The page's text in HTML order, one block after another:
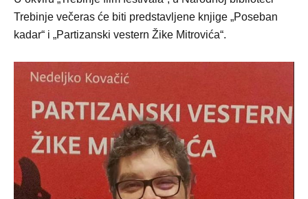
Trebinje večeras će biti predstavljene knjige „Poseban
kadar“ i „Partizanski vestern Žike Mitrovića“.